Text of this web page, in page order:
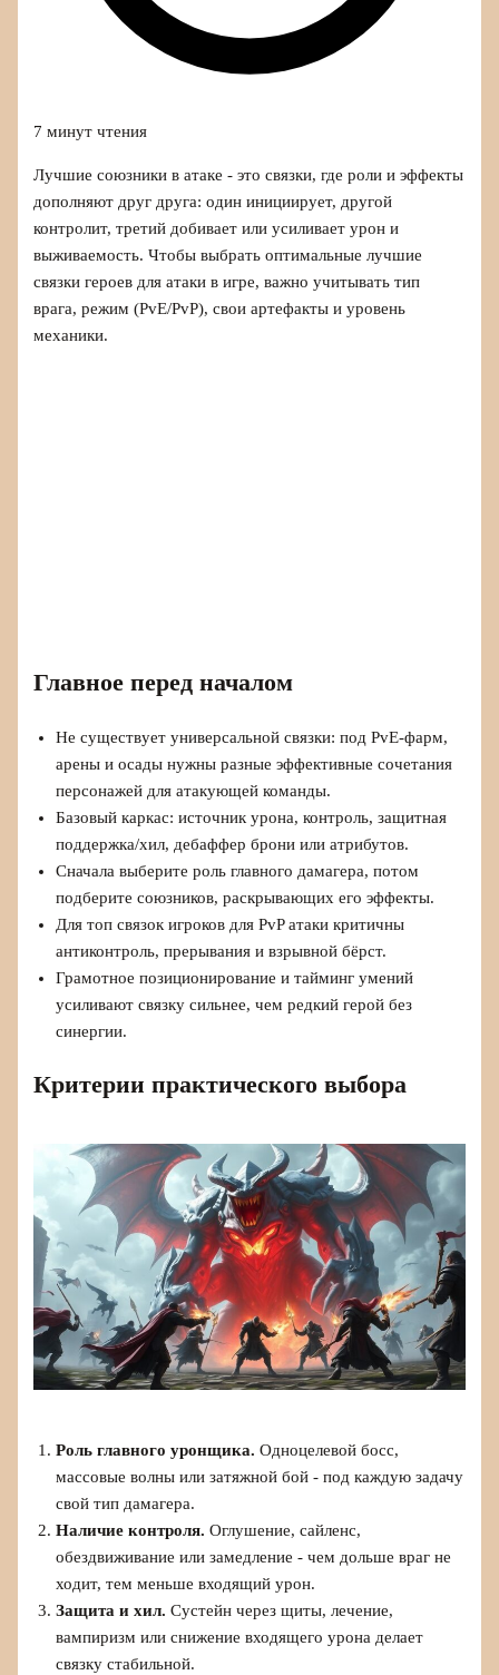
7 минут чтения
Лучшие союзники в атаке - это связки, где роли и эффекты
дополняют друг друга: один инициирует, другой
контролит, третий добивает или усиливает урон и
выживаемость. Чтобы выбрать оптимальные лучшие
связки героев для атаки в игре, важно учитывать тип
врага, режим (PvE/PvP), свои артефакты и уровень
механики.
Главное перед началом
Не существует универсальной связки: под PvE-фарм,
арены и осады нужны разные эффективные сочетания
персонажей для атакующей команды.
Базовый каркас: источник урона, контроль, защитная
поддержка/хил, дебаффер брони или атрибутов.
Сначала выберите роль главного дамагера, потом
подберите союзников, раскрывающих его эффекты.
Для топ связок игроков для PvP атаки критичны
антиконтроль, прерывания и взрывной бёрст.
Грамотное позиционирование и тайминг умений
усиливают связку сильнее, чем редкий герой без
синергии.
Критерии практического выбора
Роль главного уронщика. Одноцелевой босс,
массовые волны или затяжной бой - под каждую задачу
свой тип дамагера.
Наличие контроля. Оглушение, сайленс,
обездвиживание или замедление - чем дольше враг не
ходит, тем меньше входящий урон.
Защита и хил. Сустейн через щиты, лечение,
вампиризм или снижение входящего урона делает
связку стабильной.